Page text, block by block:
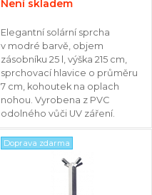
Není skladem
Elegantní solární sprcha
v modré barvě, objem
zásobníku 25 l, výška 215 cm,
sprchovací hlavice o průměru
7 cm, kohoutek na oplach
nohou. Vyrobena z PVC
odolného vůči UV záření.
Doprava zdarma